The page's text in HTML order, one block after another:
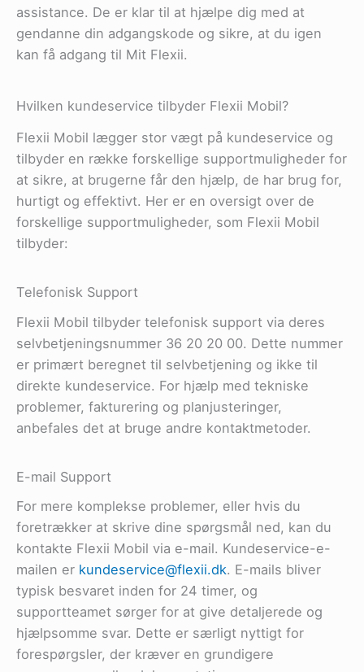
assistance. De er klar til at hjælpe dig med at
gendanne din adgangskode og sikre, at du igen
kan få adgang til Mit Flexii.
Hvilken kundeservice tilbyder Flexii Mobil?
Flexii Mobil lægger stor vægt på kundeservice og
tilbyder en række forskellige supportmuligheder for
at sikre, at brugerne får den hjælp, de har brug for,
hurtigt og effektivt. Her er en oversigt over de
forskellige supportmuligheder, som Flexii Mobil
tilbyder:
Telefonisk Support
Flexii Mobil tilbyder telefonisk support via deres
selvbetjeningsnummer 36 20 20 00. Dette nummer
er primært beregnet til selvbetjening og ikke til
direkte kundeservice. For hjælp med tekniske
problemer, fakturering og planjusteringer,
anbefales det at bruge andre kontaktmetoder.
E-mail Support
For mere komplekse problemer, eller hvis du
foretrækker at skrive dine spørgsmål ned, kan du
kontakte Flexii Mobil via e-mail. Kundeservice-e-
mailen er kundeservice@flexii.dk. E-mails bliver
typisk besvaret inden for 24 timer, og
supportteamet sørger for at give detaljerede og
hjælpsomme svar. Dette er særligt nyttigt for
forespørgsler, der kræver en grundigere